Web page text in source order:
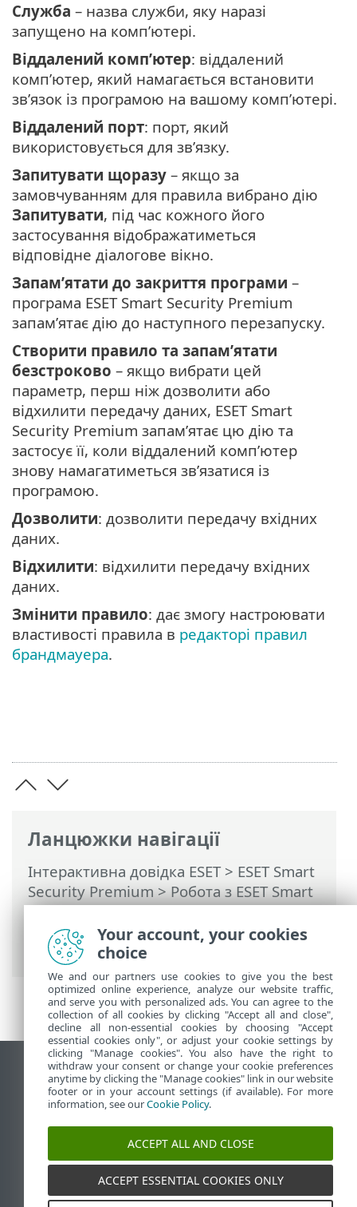
Ланцюжки навігації
Інтерактивна довідка ESET> ESET Smart
Security Premium>Робота з ESET Smart
Security Premium>Параметри>Захист
мережі> Діалогові вікна: захист мережі
> Вихідний зв’язок
Служба – назва служби, яку наразі
запущено на комп’ютері.
Віддалений комп’ютер: віддалений
комп’ютер, який намагається встановити
зв’язок із програмою на вашому комп’ютері.
Віддалений порт: порт, який
використовується для зв’язку.
Запитувати щоразу – якщо за
замовчуванням для правила вибрано дію
Запитувати, під час кожного його
застосування відображатиметься
відповідне діалогове вікно.
Запам’ятати до закриття програми –
програма ESET Smart Security Premium
запам’ятає дію до наступного перезапуску.
Створити правило та запам’ятати
безстроково – якщо вибрати цей
параметр, перш ніж дозволити або
відхилити передачу даних, ESET Smart
Security Premium запам’ятає цю дію та
застосує її, коли віддалений комп’ютер
знову намагатиметься зв’язатися із
програмою.
Дозволити: дозволити передачу вхідних
даних.
Відхилити: відхилити передачу вхідних
даних.
Змінити правило: дає змогу настроювати
властивості правила в редакторі правил
брандмауера.
Переглянути повну версію
End of Life
База знань ESET
Форум ESET
ESET Status Portal
Регіональна підтримка
Your account, your cookies
choice
We and our partners use cookies to give you the best
optimized online experience, analyze our website traffic,
and serve you with personalized ads. You can agree to the
collection of all cookies by clicking "Accept all and close",
decline all non-essential cookies by choosing "Accept
essential cookies only", or adjust your cookie settings by
clicking "Manage cookies". You also have the right to
withdraw your consent or change your cookie preferences
anytime by clicking the "Manage cookies" link in our website
footer or in your account settings (if available). For more
information, see ourCookie Policy.
ACCEPT ALL AND CLOSE
ACCEPT ESSENTIAL COOKIES ONLY